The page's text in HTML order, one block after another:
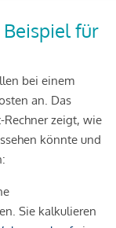
für
bei einem
an. Das
zeigt, wie
könnte und
Sie kalkulieren